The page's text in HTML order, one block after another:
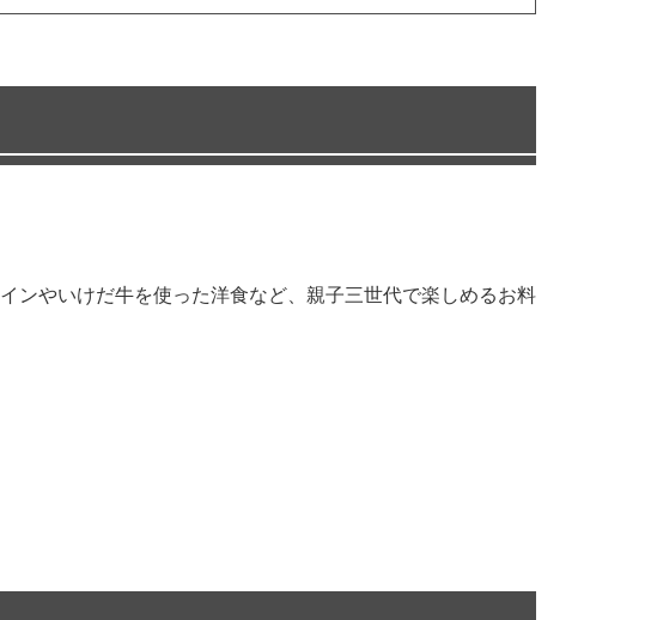
ンやいけだ牛を使った洋食など、親子三世代で楽しめるお料